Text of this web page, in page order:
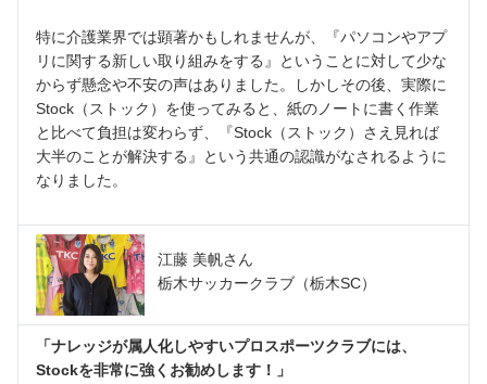
特に介護業界では顕著かもしれませんが、『パソコンやアプ
リに関する新しい取り組みをする』ということに対して少な
からず懸念や不安の声はありました。しかしその後、実際に
Stock（ストック）を使ってみると、紙のノートに書く作業
と比べて負担は変わらず、『Stock（ストック）さえ見れば
大半のことが解決する』という共通の認識がなされるように
なりました。
江藤 美帆さん
栃木サッカークラブ（栃木SC）
「ナレッジが属人化しやすいプロスポーツクラブには、
Stockを非常に強くお勧めします！」